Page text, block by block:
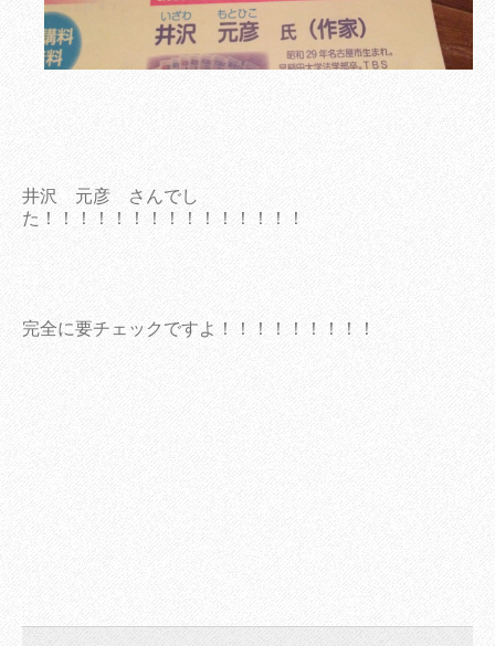
井沢 元彦 さんでし
た！！！！！！！！！！！！！！！
完全に要チェックですよ！！！！！！！！！